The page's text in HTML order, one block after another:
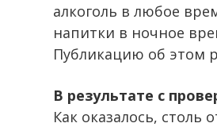
алкоголь в любое
напитки в ночное
Публикацию об этом
В результате с
Как оказалось, столь